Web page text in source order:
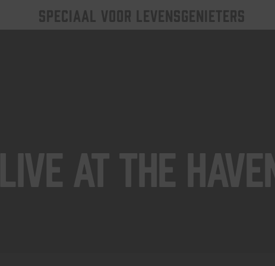
SPECIAAL VOOR LEVENSGENIETERS
Live At The